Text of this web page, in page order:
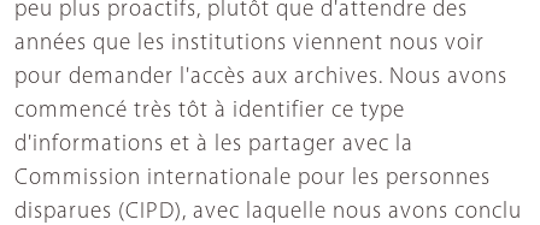
peu plus proactifs, plutôt que d'attendre des
années que les institutions viennent nous voir
pour demander l'accès aux archives. Nous avons
commencé très tôt à identifier ce type
d'informations et à les partager avec la
Commission internationale pour les personnes
disparues (CIPD), avec laquelle nous avons conclu